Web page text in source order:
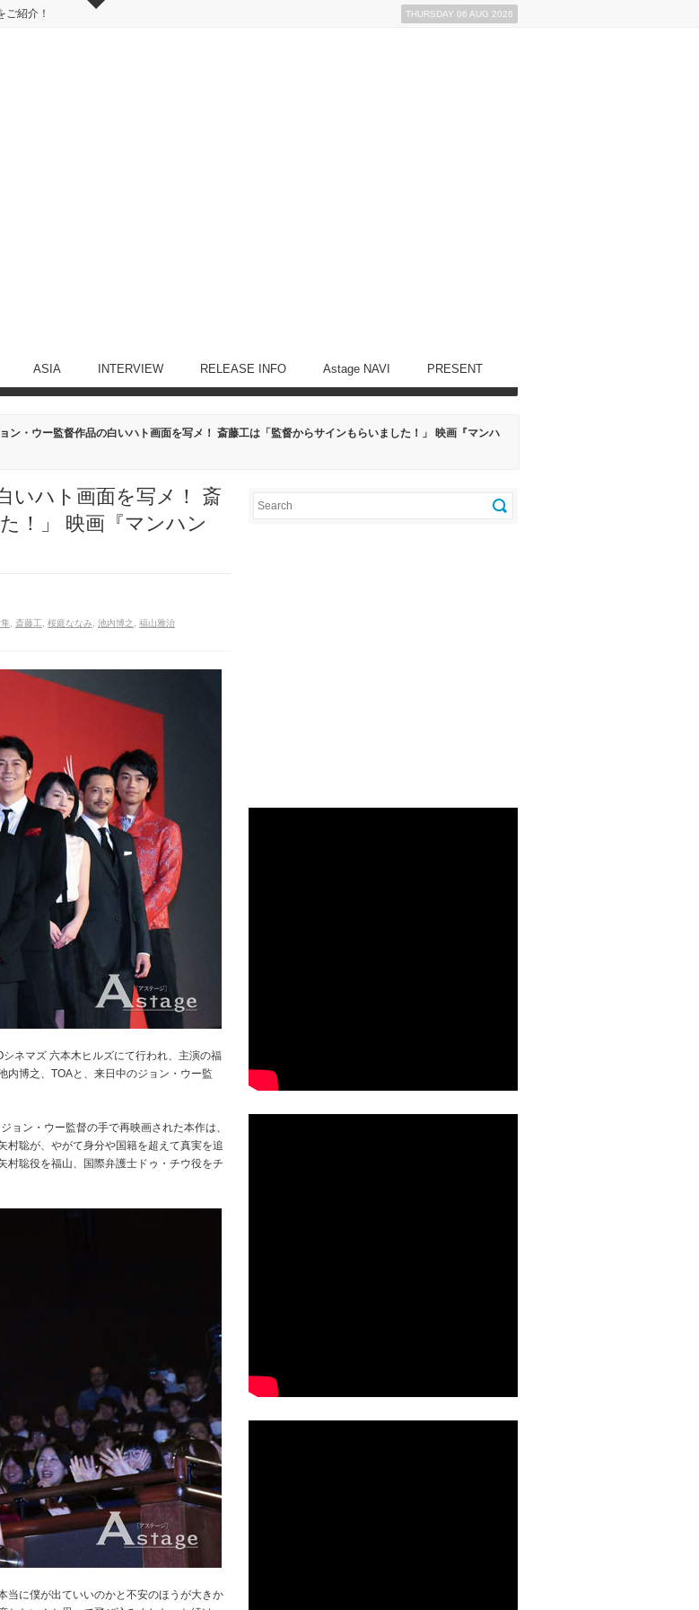
紹介！ THURSDAY 06 AUG 2026
ASIA INTERVIEW RELEASE INFO Astage NAVI PRESENT
ン・ウー監督作品の白いハト画面を写メ！ 斎藤工は「監督からサインもらいました！」 映画『マンハ
いハト画面を写メ！ 斎
！」 映画『マンハン
斎藤工 桜庭ななみ 池内博之 福山雅治
ネマズ 六本木ヒルズにて行われ、主演の福
内博之、TOAと、来日中のジョン・ウー監
ョン・ウー監督の手で再映画された本作は、
村聡が、やがて身分や国籍を超えて真実を追
村聡役を福山、国際弁護士ドゥ・チウ役をチ
当に僕が出ていいのかと不安のほうが大きか